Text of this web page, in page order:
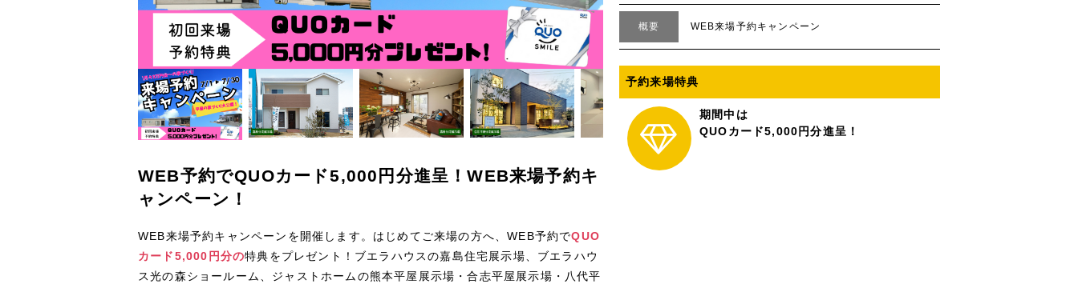
概要 WEB来場予約キャンペーン
予約来場特典
期間中は
QUOカード5,000円分進呈！
WEB予約でQUOカード5,000円分進呈！WEB来場予約キ
ャンペーン！
WEB来場予約キャンペーンを開催します。はじめてご来場の方へ、WEB予約でQUO
カード5,000円分の特典をプレゼント！ブエラハウスの嘉島住宅展示場、ブエラハウ
ス光の森ショールーム、ジャストホームの熊本平屋展示場・合志平屋展示場・八代平